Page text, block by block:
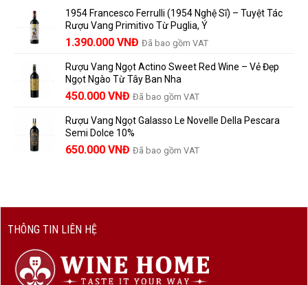
vang
nên
biết
Thành
là:
495.000 VNĐ.
tại
là:
450.000 VNĐ.
1954 Francesco Ferrulli (1954 Nghệ Sĩ) – Tuyệt Tác
Rượu Vang Primitivo Từ Puglia, Ý
Giá
là:
1.529.000 VNĐ.
1.390.000 VNĐ Giá
tại
là:
1.390.000 VNĐ.
Đã bao gồm VAT
Rượu Vang Ngọt Actino Sweet Red Wine – Vẻ Đẹp
Ngọt Ngào Từ Tây Ban Nha
450.000 VNĐ Đã bao gồm VAT
Rượu Vang Ngọt Galasso Le Novelle Della Pescara
Semi Dolce 10%
650.000 VNĐ Đã bao gồm VAT
THÔNG TIN LIÊN HỆ